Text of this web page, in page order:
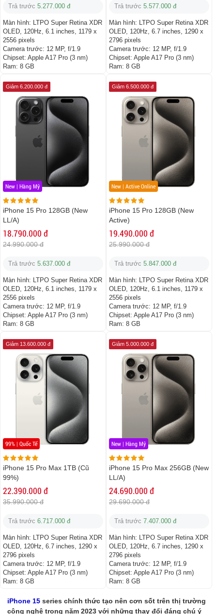
Trả trước 5.277.000 đ
Màn hình: LTPO Super Retina XDR
OLED, 120Hz, 6.1 inches, 1179 x
2556 pixels
Camera trước: 12 MP, f/1.9
Chipset: Apple A17 Pro (3 nm)
Ram: 8 GB
Trả trước 5.577.000 đ
Màn hình: LTPO Super Retina XDR
OLED, 120Hz, 6.7 inches, 1290 x
2796 pixels
Camera trước: 12 MP, f/1.9
Chipset: Apple A17 Pro (3 nm)
Ram: 8 GB
New | Hàng Mỹ
Giảm 6.200.000 đ
iPhone 15 Pro 128GB (New
LL/A)
18.790.000 đ
24.990.000 đ
Trả trước 5.637.000 đ
Màn hình: LTPO Super Retina XDR
OLED, 120Hz, 6.1 inches, 1179 x
2556 pixels
Camera trước: 12 MP, f/1.9
Chipset: Apple A17 Pro (3 nm)
Ram: 8 GB
New | Active Online
Giảm 6.500.000 đ
iPhone 15 Pro 128GB (New
Active)
19.490.000 đ
25.990.000 đ
Trả trước 5.847.000 đ
Màn hình: LTPO Super Retina XDR
OLED, 120Hz, 6.1 inches, 1179 x
2556 pixels
Camera trước: 12 MP, f/1.9
Chipset: Apple A17 Pro (3 nm)
Ram: 8 GB
99% | Quốc Tế
Giảm 13.600.000 đ
iPhone 15 Pro Max 1TB (Cũ
99%)
22.390.000 đ
35.990.000 đ
Trả trước 6.717.000 đ
Màn hình: LTPO Super Retina XDR
OLED, 120Hz, 6.7 inches, 1290 x
2796 pixels
Camera trước: 12 MP, f/1.9
Chipset: Apple A17 Pro (3 nm)
Ram: 8 GB
New | Hàng Mỹ
Giảm 5.000.000 đ
iPhone 15 Pro Max 256GB (New
LL/A)
24.690.000 đ
29.690.000 đ
Trả trước 7.407.000 đ
Màn hình: LTPO Super Retina XDR
OLED, 120Hz, 6.7 inches, 1290 x
2796 pixels
Camera trước: 12 MP, f/1.9
Chipset: Apple A17 Pro (3 nm)
Ram: 8 GB
iPhone 15 series chính thức tạo nên cơn sốt trên thị trường
công nghệ trong năm 2023 với những thay đổi đáng chú ý